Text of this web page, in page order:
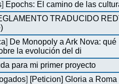
] Epochs: El camino de las
TRADUCIDO
] De Monopoly a Ark Nova:
la evolución del di
para mi primer proyecto
] [Peticion] Gloria a Roma